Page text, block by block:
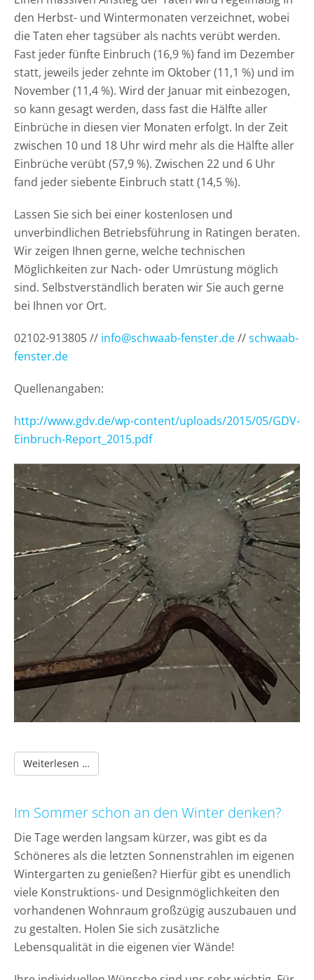
den Herbst- und Wintermonaten verzeichnet, wobei
die Taten eher tagsüber als nachts verübt werden.
Fast jeder fünfte Einbruch (16,9 %) fand im Dezember
statt, jeweils jeder zehnte im Oktober (11,1 %) und im
November (11,4 %). Wird der Januar mit einbezogen,
so kann gesagt werden, dass fast die Hälfte aller
Einbrüche in diesen vier Monaten erfolgt. In der Zeit
zwischen 10 und 18 Uhr wird mehr als die Hälfte aller
Einbrüche verübt (57,9 %). Zwischen 22 und 6 Uhr
fand jeder siebente Einbruch statt (14,5 %).
Lassen Sie sich bei einer kostenlosen und
unverbindlichen Betriebsführung in Ratingen beraten.
Wir zeigen Ihnen gerne, welche technischen
Möglichkeiten zur Nach- oder Umrüstung möglich
sind. Selbstverständlich beraten wir Sie auch gerne
bei Ihnen vor Ort.
02102-913805 // info@schwaab-fenster.de//schwaab-
fenster.de
Quellenangaben:
http://www.gdv.de/wp-content/uploads/2015/05/GDV-
Einbruch-Report_2015.pdf
Weiterlesen …
Im Sommer schon an den Winter denken?
Die Tage werden langsam kürzer, was gibt es da
Schöneres als die letzten Sonnenstrahlen im eigenen
Wintergarten zu genießen? Hierfür gibt es unendlich
viele Konstruktions- und Designmöglichkeiten den
vorhandenen Wohnraum großzügig auszubauen und
zu gestalten. Holen Sie sich zusätzliche
Lebensqualität in die eigenen vier Wände!